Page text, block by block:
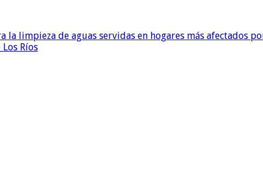
limpieza de aguas servidas en hogares más afectados
Ríos